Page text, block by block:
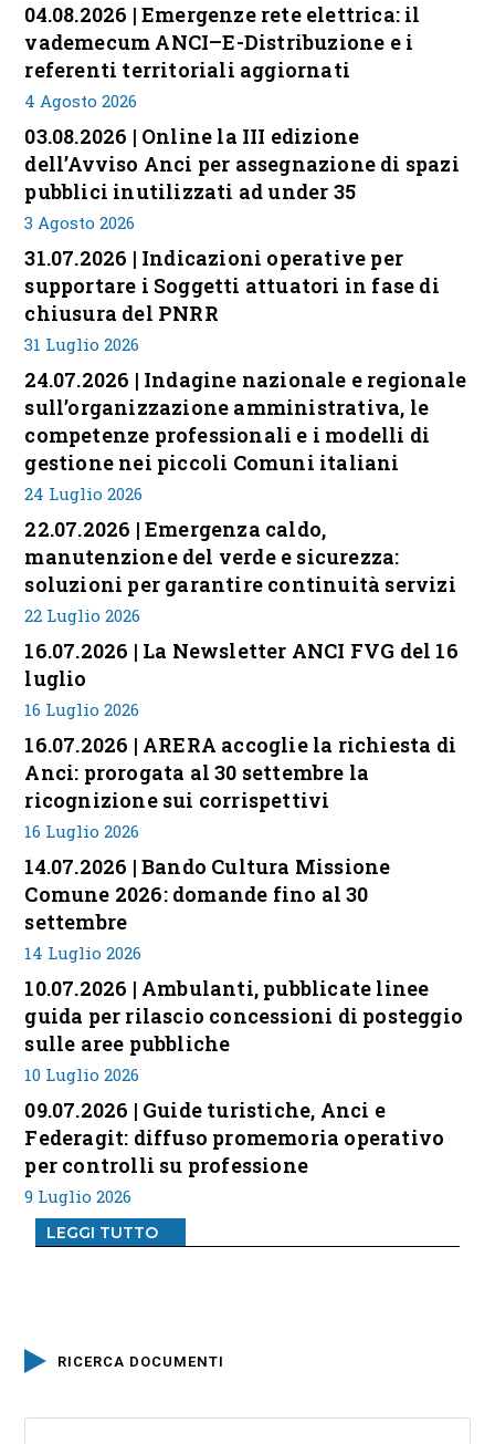
04.08.2026 | Emergenze rete elettrica: il
vademecum ANCI–E-Distribuzione e i
referenti territoriali aggiornati
4 Agosto 2026
03.08.2026 | Online la III edizione
dell’Avviso Anci per assegnazione di spazi
pubblici inutilizzati ad under 35
3 Agosto 2026
31.07.2026 | Indicazioni operative per
supportare i Soggetti attuatori in fase di
chiusura del PNRR
31 Luglio 2026
24.07.2026 | Indagine nazionale e regionale
sull’organizzazione amministrativa, le
competenze professionali e i modelli di
gestione nei piccoli Comuni italiani
24 Luglio 2026
22.07.2026 | Emergenza caldo,
manutenzione del verde e sicurezza:
soluzioni per garantire continuità servizi
22 Luglio 2026
16.07.2026 | La Newsletter ANCI FVG del 16
luglio
16 Luglio 2026
16.07.2026 | ARERA accoglie la richiesta di
Anci: prorogata al 30 settembre la
ricognizione sui corrispettivi
16 Luglio 2026
14.07.2026 | Bando Cultura Missione
Comune 2026: domande fino al 30
settembre
14 Luglio 2026
10.07.2026 | Ambulanti, pubblicate linee
guida per rilascio concessioni di posteggio
sulle aree pubbliche
10 Luglio 2026
09.07.2026 | Guide turistiche, Anci e
Federagit: diffuso promemoria operativo
per controlli su professione
9 Luglio 2026
LEGGI TUTTO
RICERCA DOCUMENTI